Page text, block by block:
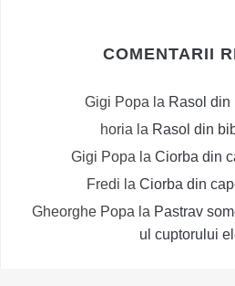
COMENTARII
Gigi Popa la Rasol din
horia la Rasol din
Gigi Popa la Ciorba din
Fredi la Ciorba din
Gheorghe Popa la Pastrav
ul cuptorului